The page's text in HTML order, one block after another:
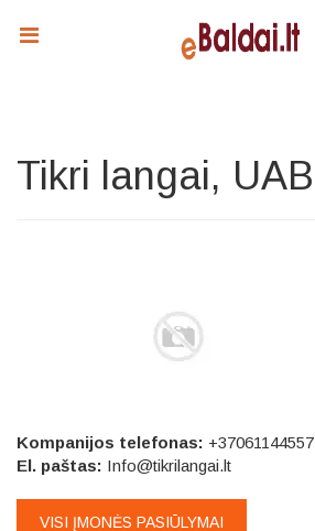
Tikri langai, UAB
Kompanijos telefonas: +37061144557
El. paštas: Info@tikrilangai.lt
VISI ĮMONĖS PASIŪLYMAI